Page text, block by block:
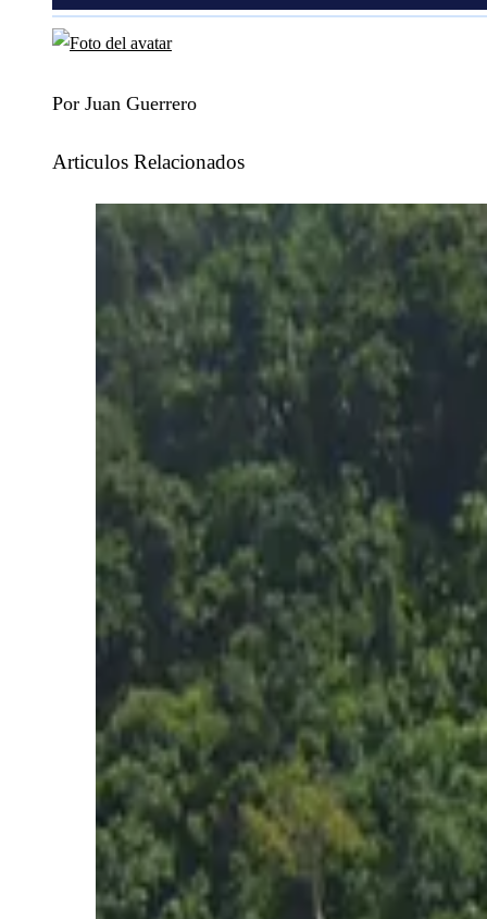
Por Juan Guerrero
Articulos Relacionados